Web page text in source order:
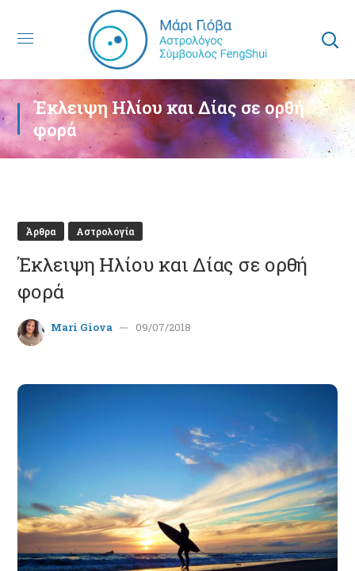
Έκλειψη Ηλίου και Δίας σε ορθή
φορά
Άρθρα Αστρολογία
Έκλειψη Ηλίου και Δίας σε ορθή
φορά
Mari Giova 09/07/2018